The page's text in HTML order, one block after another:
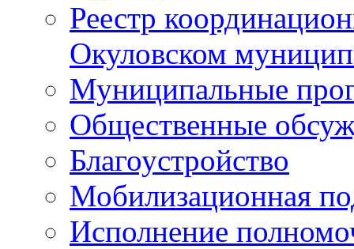
Реестр
Окуловском
Муниципальные
Общественные
Благоустройство
Мобилизационная
Исполнение